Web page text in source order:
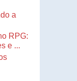
a
RPG:
e ...